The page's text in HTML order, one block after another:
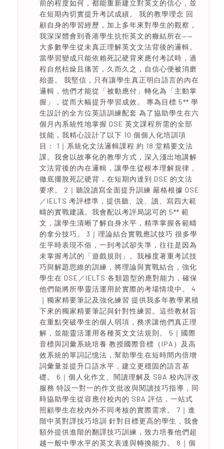
前的程度如何，都能重新建立對英文的信心，並
在短期內切實提升考試成績。 我的教學理念 回
顧自身的學習經歷，加上多年來對學生的觀察，
我深深體會到香港學生抗拒英文的癥結所在——
大多數學生從未真正理解英文文法背後的邏輯。
當學習變成只能依賴死記硬背來應付考試時，過
程自然枯燥且痛苦，久而久之，自信心便被消磨
殆盡。 我堅信，只有讓學生真正明白語言的內在
邏輯，他們才能從「被動應付」轉化為「主動掌
握」，從而大幅提升學習成效。 專為目標 5** 學
生設計的全方位英語訓練配套 為了協助學生在六
個月內系統性地掌握 DSE 英文課程所需的全部
技能，我精心設計了以下 10 個個人化培訓項
目： 1｜系統化文法邏輯課程 約 18 堂精要文法
課。我會以故事化的教學方式，深入淺出地講解
文法背後的內在邏輯，讓學生從根本理解規律，
徹底擺脫死記硬背，在短期內達到 DSE 的文法
要求。 2｜聽說讀寫全面提升訓練 嚴格根據 DSE
／IELTS 考評標準，提供聽、說、讀、寫四大範
疇的實戰建議。我會配以考評局認可的 5** 範
文，讓學生清晰了解自身水平，精準掌握各範疇
的拿分技巧。 3｜理論結合實戰應試技巧 很多學
生平時表現不俗，一到考試卻失準，往往是因為
未掌握考試的「遊戲規則」。我極度著重考試技
巧與解題思維的訓練，將理論與實戰結合，強化
學生在 DSE／IELTS 各類題型的應對能力，確保
他們能將所學靈活運用於實際的考場情境中。 4
｜獨家精要筆記及強化練習 提供我多年教學累積
下來的獨家精要筆記與針對性練習。這些教材旨
在重點突破學生的個人弱項，務求讓他們真正理
解，並能靈活運用各種英文文法規則。 5｜國際
音標與詞彙系統培養 教授國際音標（IPA）及高
效系統的單詞記憶法，幫助學生在短時間內倍增
詞彙量並提升口語水平，建立更穩固的語言基
礎。 6｜個人化作文、閱讀理解及 SBA 校內評改
服務 特設一對一的作文批改與閱讀技巧指導，同
時協助學生從容應付校內的 SBA 評估，一站式
照顧學生在校內外不同考核的實際需求。 7｜進
階中英對譯技巧培訓 針對目標更高的學生，我會
額外提供進階的翻譯技巧訓練，致力培養他們超
越一般中學水平的英文表達與轉換能力。 8｜個